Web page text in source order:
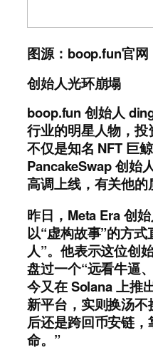
图源：boop.fun官网
创始人光环崩塌
boop.fun 创始人
行业的明星人物，投
不仅是知名 NFT 巨
PancakeSwap 创始
高调上线，有关他
昨日，Meta Era 创
以“虚构故事”的方
人”。他表示这位创
盘过一个“远看牛逼
今又在 Solana 上推
新平台，实则换汤
后还是跨回币安链
命。”